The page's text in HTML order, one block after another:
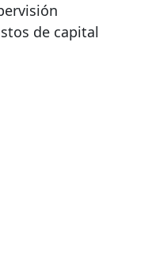
de capital